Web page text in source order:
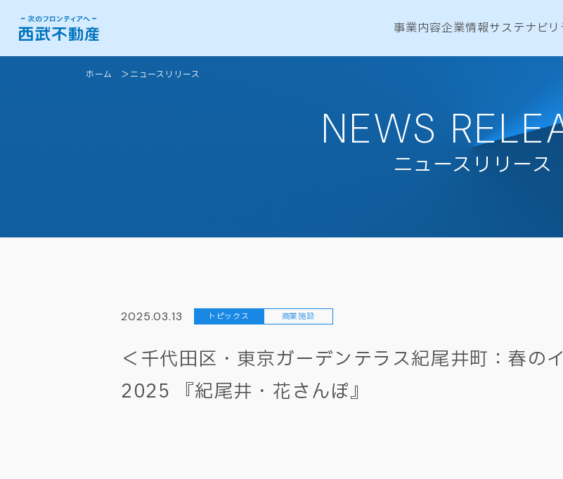
事業内容企業情報サステナビリ
ホーム ニュースリリース
NEWS
ニュースリリース
2025.03.13 トピックス 商業施設
＜千代田区・東京ガーデンテラス紀尾井町：春
2025 『紀尾井・花さんぽ』